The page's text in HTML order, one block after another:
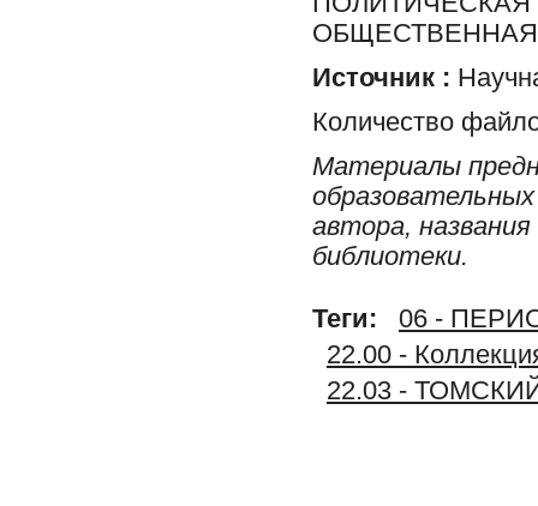
Источник :
Количество
Материалы
автора,
библиотеки.
Теги:
06 -
22.00 -
22.03 -